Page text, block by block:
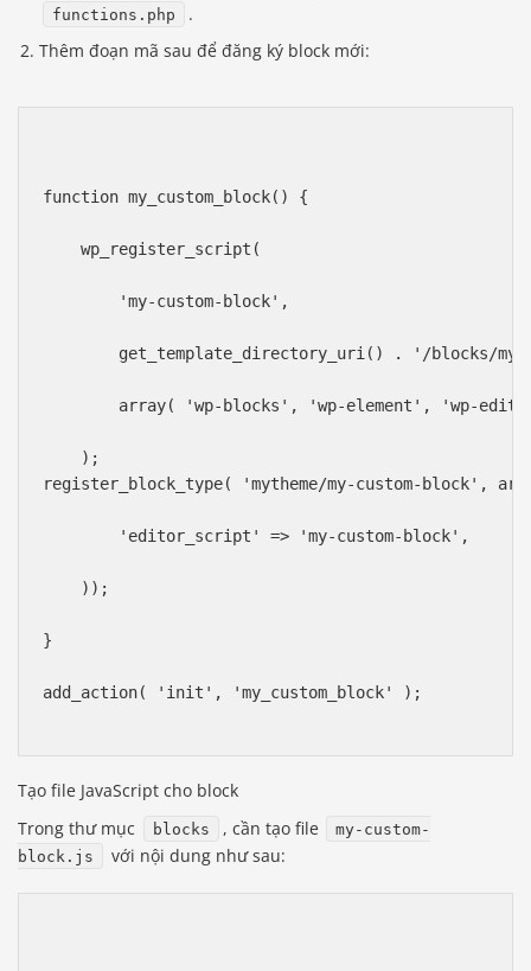
functions.php
.
Thêm đoạn mã sau để đăng ký block mới:
function my_custom_block() {
    wp_register_script(
        'my-custom-block',
get_template_directory_uri() . '/blocks/
array( 'wp-blocks', 'wp-element', 'wp-
    );
register_block_type( 'mytheme/my-custom-block',
        'editor_script' => 'my-custom-block',
    ));
}
add_action( 'init', 'my_custom_block' );
Tạo file JavaScript cho block
Trong thư mục
blocks , cần tạo file
my-custom-
block.js
với nội dung như sau: